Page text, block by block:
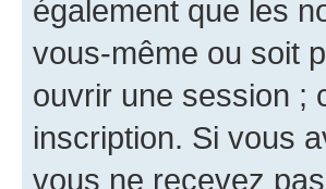
également que les
vous-même ou soit
ouvrir une session ;
inscription. Si vous
vous ne recevez